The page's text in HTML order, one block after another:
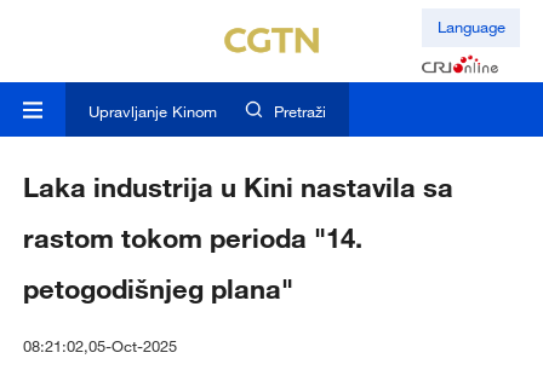
Language
Upravljanje Kinom Pretraži
Laka industrija u Kini nastavila sa
rastom tokom perioda "14.
petogodišnjeg plana"
08:21:02,05-Oct-2025